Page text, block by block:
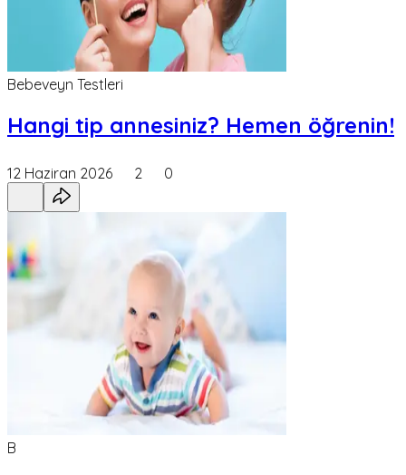
Bebeveyn Testleri
Hangi tip annesiniz? Hemen öğrenin!
12 Haziran 2026 2 0
B